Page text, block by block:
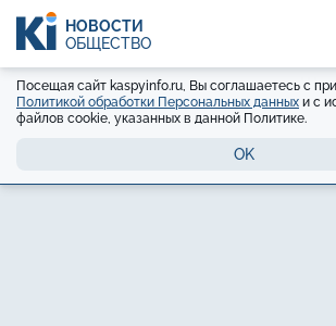
НОВОСТИ
ОБЩЕСТВО
Посещая сайт kaspyinfo.ru, Вы соглашаетесь с
Политикой обработки Персональных данных и с
файлов cookie, указанных в данной Политике.
OK